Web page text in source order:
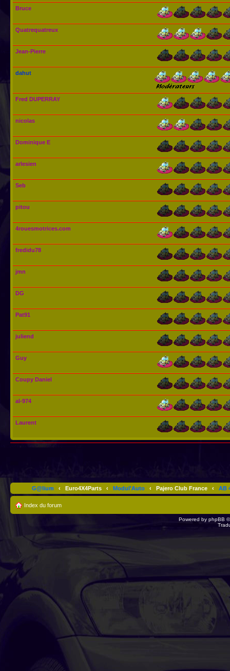
Bruce
Quatrequatreux
Jean-Pierre
dahut
Fred DUPERRAY
nicolas
Dominique E
arlesien
Seb
pitou
4rouesmotrices.com
fredidu78
jmn
DG
Pat91
juliend
Guy
Coupy Daniel
al-974
Laurent
G@lium ‹ Euro4X4Parts ‹ Modul'Auto ‹ Pajero Club France ‹ AB
Index du forum
Powered by phpBB